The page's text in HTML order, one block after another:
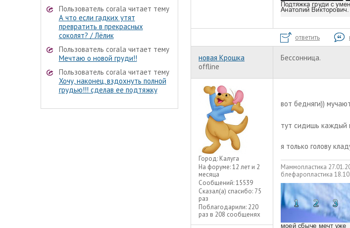
Пользователь corala читает тему
А что если гадких утят
превратить в прекрасных
соколят? / Лёлик
Пользователь corala читает тему
Мечтаю о новой груди!!
Пользователь corala читает тему
Хочу, наконец, вздохнуть полной
грудью!!! сделав ее подтяжку
ответить
новая Крошка
offline
Бессонница.
Город: Калуга
На форуме:12 лет и 2
месяца
Сообщений:15539
Сказал(а) спасибо: 75
раз
Поблагодарили: 220
раз в 208 сообщенях
вот бедняги))
тут сидишь каждый
я только голову
Маммопластика
блефаропластика